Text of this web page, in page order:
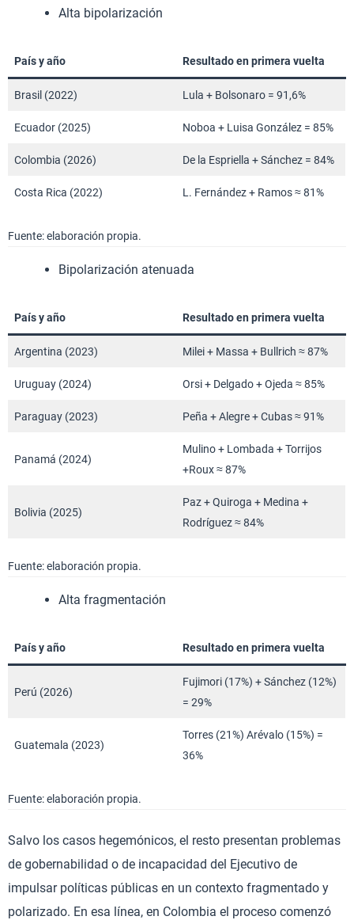
Alta bipolarización
País y año Resultado en primera vuelta
Brasil (2022) Lula + Bolsonaro = 91,6%
Ecuador (2025) Noboa + Luisa González = 85%
Colombia (2026) De la Espriella + Sánchez = 84%
Costa Rica (2022) L. Fernández + Ramos ≈ 81%
Fuente: elaboración propia.
Bipolarización atenuada
País y año Resultado en primera vuelta
Argentina (2023) Milei + Massa + Bullrich ≈ 87%
Uruguay (2024) Orsi + Delgado + Ojeda ≈ 85%
Paraguay (2023) Peña + Alegre + Cubas ≈ 91%
Panamá (2024)
Mulino + Lombada + Torrijos
+Roux ≈ 87%
Bolivia (2025)
Paz + Quiroga + Medina +
Rodríguez ≈ 84%
Fuente: elaboración propia.
Alta fragmentación
País y año Resultado en primera vuelta
Perú (2026)
Fujimori (17%) + Sánchez (12%)
= 29%
Guatemala (2023)
Torres (21%) Arévalo (15%) =
36%
Fuente: elaboración propia.
Salvo los casos hegemónicos, el resto presentan problemas
de gobernabilidad o de incapacidad del Ejecutivo de
impulsar políticas públicas en un contexto fragmentado y
polarizado. En esa línea, en Colombia el proceso comenzó